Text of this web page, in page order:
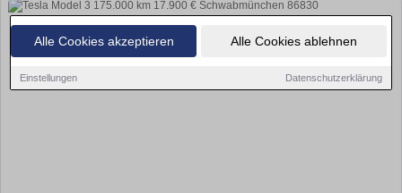
Alle Cookies akzeptieren Alle Cookies ablehnen
Einstellungen Datenschutzerklärung